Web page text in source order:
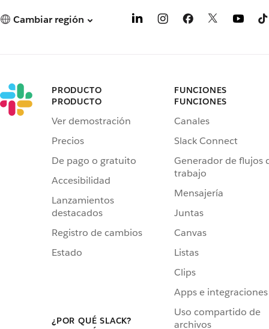
Cambiar región
PRODUCTO
PRODUCTO
Ver demostración
Precios
De pago o gratuito
Accesibilidad
Lanzamientos
destacados
Registro de cambios
Estado
¿POR QUÉ SLACK?
FUNCIONES
FUNCIONES
Canales
Slack Connect
Generador de flujos
trabajo
Mensajería
Juntas
Canvas
Listas
Clips
Apps e integraciones
Uso compartido de
archivos